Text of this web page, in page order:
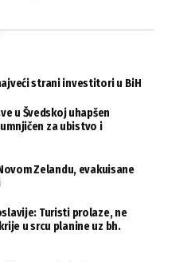
strani investitori u BiH
u Švedskoj uhapšen
za ubistvo i
Zelandu, evakuisane
Turisti prolaze, ne
u srcu planine uz bh.